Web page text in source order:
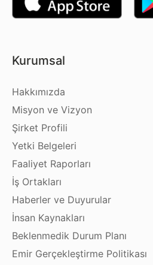
Kurumsal
Hakkımızda
Misyon ve Vizyon
Şirket Profili
Yetki Belgeleri
Faaliyet Raporları
İş Ortakları
Haberler ve Duyurular
İnsan Kaynakları
Beklenmedik Durum Planı
Emir Gerçekleştirme Politikası